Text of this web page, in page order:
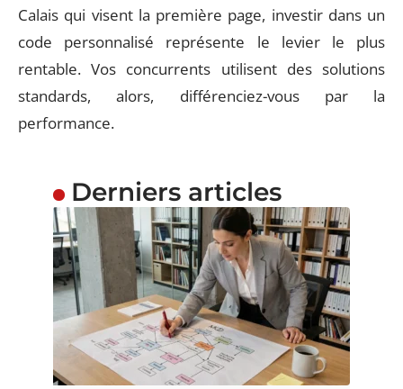
Calais qui visent la première page, investir dans un
code personnalisé représente le levier le plus
rentable. Vos concurrents utilisent des solutions
standards, alors, différenciez-vous par la
performance.
Derniers articles